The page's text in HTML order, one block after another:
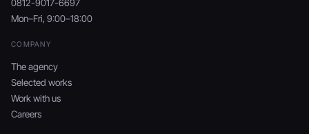
0812-9017-6697
Mon–Fri, 9:00–18:00
COMPANY
The agency
Selected works
Work with us
Careers